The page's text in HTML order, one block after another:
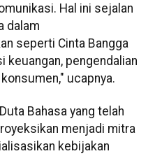
Hal ini sejalan
dalam
seperti Cinta Bangga
keuangan, pengendalian
ucapnya.
Bahasa yang telah
menjadi mitra
kebijakan